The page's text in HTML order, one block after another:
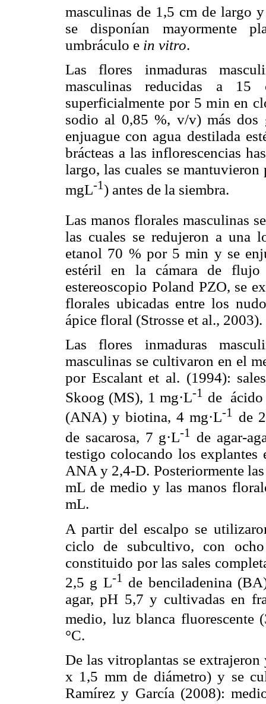
masculinas de 1,5 cm de largo
se disponían mayormente
umbráculo e in vitro.
Las flores inmaduras
masculinas reducidas a
superficialmente por 5 min en
sodio al 0,85 %, v/v) más
enjuague con agua destilada
brácteas a las inflorescencias
largo, las cuales se
mgL-1) antes de la siembra.
Las manos florales masculinas
las cuales se redujeron a una
etanol 70 % por 5 min y se
estéril en la cámara de
estereoscopio Poland PZO, se
florales ubicadas entre los
ápice floral (Strosse et al., 2003).
Las flores inmaduras
masculinas se cultivaron en el
por Escalant et al. (1994):
Skoog (MS), 1 mg·L-1 de ácido
(ANA) y biotina, 4 mg·L-1
de
de sacarosa, 7 g·L-1
de agar-
testigo colocando los
ANA y 2,4-D. Posteriormente
mL de medio y las manos
mL.
A partir del escalpo se
ciclo de subcultivo, con
constituido por las sales
2,5 g L-1
de benciladenina
agar, pH 5,7 y cultivadas en
medio, luz blanca fluorescente
°C.
De las vitroplantas se
x 1,5 mm de diámetro) y se
Ramírez y García (2008):